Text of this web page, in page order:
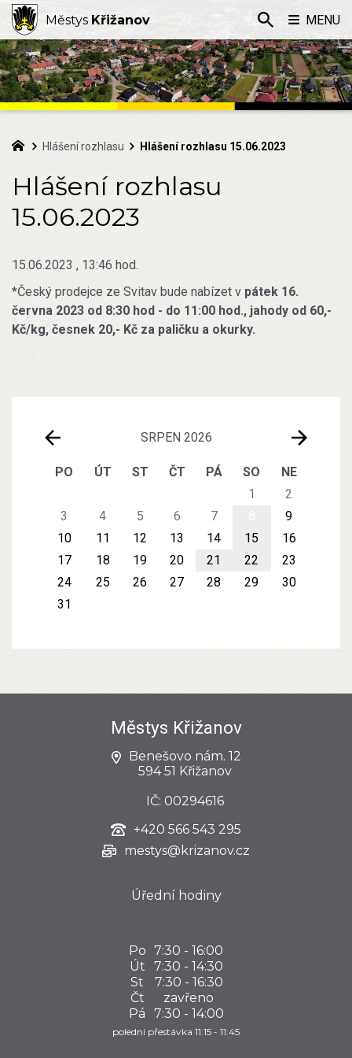
SRPEN 2026
PO ÚT ST ČT PÁ SO
NE
1
2
3
4 5 6 7
9
10
11 12 13 14 15
16
17
18 19 20 21 22
23
24
25 26 27 28 29
30
31
Hlášení rozhlasu Hlášení rozhlasu 15.06.2023
Hlášení rozhlasu
15.06.2023
15.06.2023 , 13:46 hod.
*Český prodejce ze Svitav bude nabízet v pátek 16.
června 2023 od 8:30 hod - do 11:00 hod., jahody od 60,-
Kč/kg, česnek 20,- Kč za paličku a okurky.
Městys Křižanov
Benešovo nám. 12
594 51 Křižanov
IČ: 00294616
+420 566 543 295
mestys@krizanov.cz
Úřední hodiny
Po 7:30 - 16:00
Út
7:30 - 14:30
St
7:30 - 16:30
Čt
zavřeno
Pá
7:30 - 14:00
polední přestávka 11:15 - 11:45
Městys Křižanov MENU